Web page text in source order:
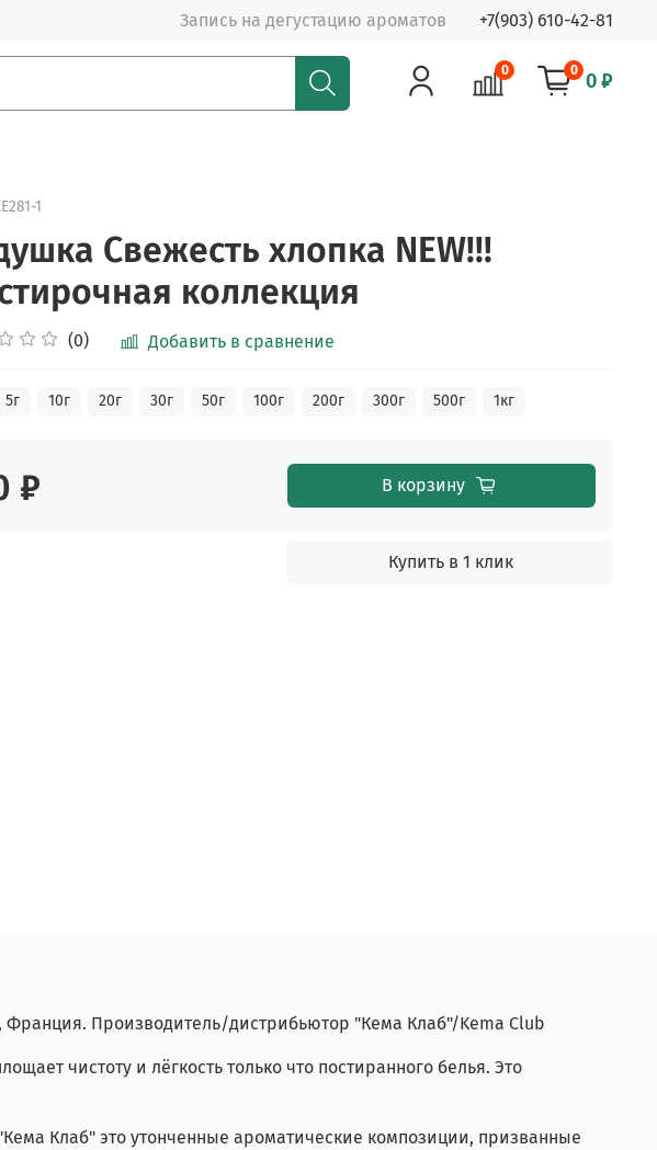
Запись на дегустацию ароматов +7(903) 610-42-81
0 0 0 ₽
1
Свежесть хлопка NEW!!!
коллекция
(0) Добавить в сравнение
5г 10г 20г 30г 50г 100г 200г 300г 500г 1кг
₽ В корзину
Купить в 1 клик
Франция. Производитель/дистрибьютор "Кема Клаб"/Kema Club
чистоту и лёгкость только что постиранного белья. Это
Клаб" это утонченные ароматические композиции, призванные